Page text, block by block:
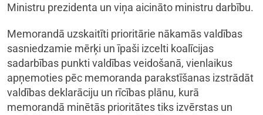
Ministru prezidenta un viņa aicināto ministru darbību.
Memorandā uzskaitīti prioritārie nākamās valdības
sasniedzamie mērķi un īpaši izcelti koalīcijas
sadarbības punkti valdības veidošanā, vienlaikus
apņemoties pēc memoranda parakstīšanas izstrādāt
valdības deklarāciju un rīcības plānu, kurā
memorandā minētās prioritātes tiks izvērstas un